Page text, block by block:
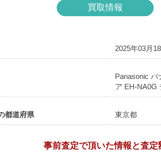
買取情報
2025年03月
Panasonic
ア EH-NA0G
都道府県 東京都
事前査定で頂いた情報と査定